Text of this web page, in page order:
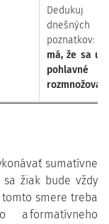
Dedukuj
poznatkov:
má, že sa u
pohlavné
sumatívne
žiak bude vždy
smere treba
a formatívneho